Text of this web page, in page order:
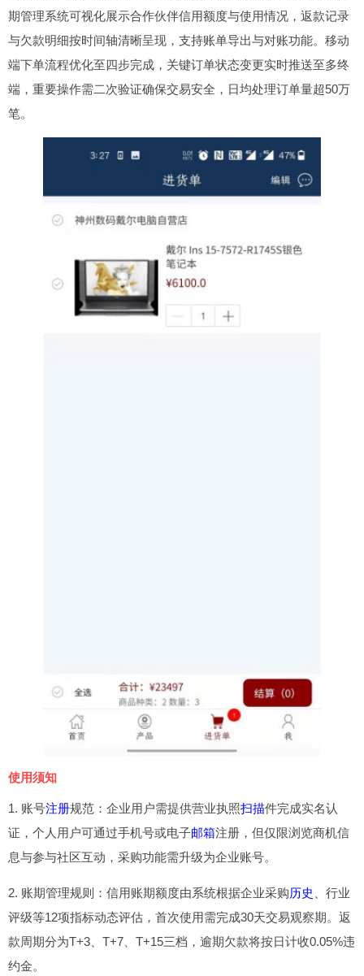
期管理系统可视化展示合作伙伴信用额度与使用情况，返款记录
与欠款明细按时间轴清晰呈现，支持账单导出与对账功能。移动
端下单流程优化至四步完成，关键订单状态变更实时推送至多终
端，重要操作需二次验证确保交易安全，日均处理订单量超50万
笔。
使用须知
1. 账号注册规范：企业用户需提供营业执照扫描件完成实名认
证，个人用户可通过手机号或电子邮箱注册，但仅限浏览商机信
息与参与社区互动，采购功能需升级为企业账号。
2. 账期管理规则：信用账期额度由系统根据企业采购历史
、行业
评级等12项指标动态评估，首次使用需完成30天交易观察期。返
款周期分为T+3、T+7、T+15三档，逾期欠款将按日计收0.05%违
约金。